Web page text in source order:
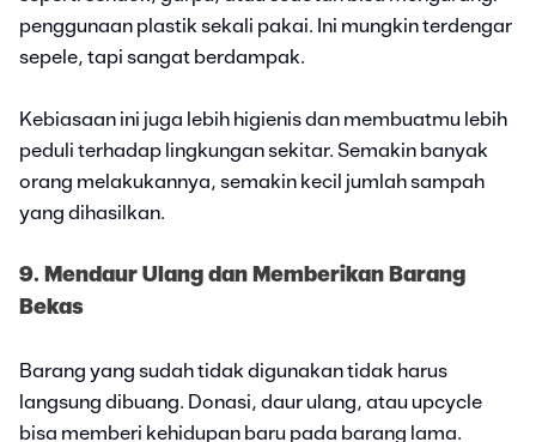
penggunaan plastik sekali pakai. Ini mungkin terdengar
sepele, tapi sangat berdampak.
Kebiasaan ini juga lebih higienis dan membuatmu lebih
peduli terhadap lingkungan sekitar. Semakin banyak
orang melakukannya, semakin kecil jumlah sampah
yang dihasilkan.
9. Mendaur Ulang dan Memberikan Barang
Bekas
Barang yang sudah tidak digunakan tidak harus
langsung dibuang. Donasi, daur ulang, atau upcycle
bisa memberi kehidupan baru pada barang lama.